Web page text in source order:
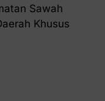
Sawah
Khusus